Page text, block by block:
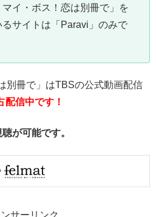
マイ・ボス！恋は別冊で」を
サイトは「Paravi」のみで
別冊で」はTBSの公式動画配信
配信中です！
が可能です。
サーリンク